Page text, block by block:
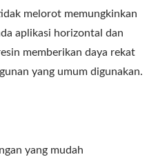
melorot memungkinkan
aplikasi horizontal dan
memberikan daya rekat
yang umum digunakan.
yang mudah